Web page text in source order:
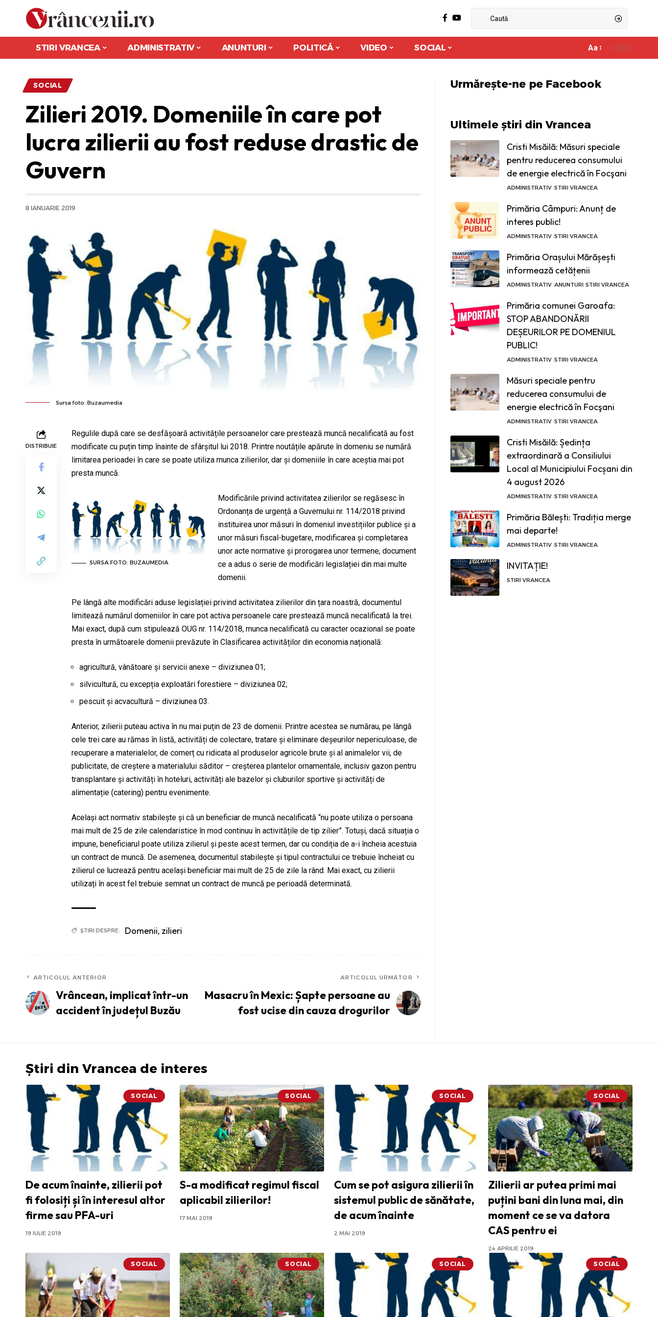
STIRI VRANCEA ADMINISTRATIV ANUNTURI POLITICĂ VIDEO SOCIAL
Ajustor
font
Aa
SOCIAL
Zilieri 2019. Domeniile în care pot
lucra zilierii au fost reduse drastic de
Guvern
8 IANUARIE 2019
Sursa foto: Buzaumedia
DISTRIBUIE
Regulile după care se desfășoară activitățile persoanelor care prestează muncă necalificată au fost
modificate cu puțin timp înainte de sfârșitul lui 2018. Printre noutățile apărute în domeniu se numără
limitarea perioadei în care se poate utiliza munca zilierilor, dar și domeniile în care aceștia mai pot
presta muncă.
SURSA FOTO: BUZAUMEDIA
Modificările privind activitatea zilierilor se regăsesc în
Ordonanța de urgență a Guvernului nr. 114/2018 privind
instituirea unor măsuri în domeniul investițiilor publice și a
unor măsuri fiscal-bugetare, modificarea și completarea
unor acte normative și prorogarea unor termene, document
ce a adus o serie de modificări legislației din mai multe
domenii.
Pe lângă alte modificări aduse legislației privind activitatea zilierilor din țara noastră, documentul
limitează numărul domeniilor în care pot activa persoanele care prestează muncă necalificată la trei.
Mai exact, după cum stipulează OUG nr. 114/2018, munca necalificată cu caracter ocazional se poate
presta în următoarele domenii prevăzute în Clasificarea activităților din economia națională:
agricultură, vânătoare și servicii anexe – diviziunea 01;
silvicultură, cu excepția exploatări forestiere – diviziunea 02;
pescuit și acvacultură – diviziunea 03.
Anterior, zilierii puteau activa în nu mai puțin de 23 de domenii. Printre acestea se numărau, pe lângă
cele trei care au rămas în listă, activități de colectare, tratare și eliminare deșeurilor nepericuloase, de
recuperare a materialelor, de comerț cu ridicata al produselor agricole brute și al animalelor vii, de
publicitate, de creștere a materialului săditor – creșterea plantelor ornamentale, inclusiv gazon pentru
transplantare și activități în hoteluri, activități ale bazelor și cluburilor sportive și activități de
alimentație (catering) pentru evenimente.
Același act normativ stabilește și că un beneficiar de muncă necalificată “nu poate utiliza o persoana
mai mult de 25 de zile calendaristice în mod continuu în activitățile de tip zilier”. Totuși, dacă situația o
impune, beneficiarul poate utiliza zilierul și peste acest termen, dar cu condiția de a-i încheia acestuia
un contract de muncă. De asemenea, documentul stabilește și tipul contractului ce trebuie încheiat cu
zilierul ce lucrează pentru același beneficiar mai mult de 25 de zile la rând. Mai exact, cu zilierii
utilizați în acest fel trebuie semnat un contract de muncă pe perioadă determinată.
ȘTIRI DESPRE: Domenii, zilieri
ARTICOLUL ANTERIOR
Vrâncean, implicat într-un
accident în județul Buzău
ARTICOLUL URMĂTOR
Masacru în Mexic: Șapte persoane au
fost ucise din cauza drogurilor
Urmărește-ne pe Facebook
Ultimele știri din Vrancea
Cristi Misăilă: Măsuri speciale
pentru reducerea consumului
de energie electrică în Focşani
ADMINISTRATIV STIRI VRANCEA
Primăria Câmpuri: Anunț de
interes public!
ADMINISTRATIV STIRI VRANCEA
Primăria Orașului Mărășești
informează cetățenii
ADMINISTRATIV ANUNTURI STIRI VRANCEA
Primăria comunei Garoafa:
STOP ABANDONĂRII
DEȘEURILOR PE DOMENIUL
PUBLIC!
ADMINISTRATIV STIRI VRANCEA
Măsuri speciale pentru
reducerea consumului de
energie electrică în Focşani
ADMINISTRATIV STIRI VRANCEA
Cristi Misăilă: Ședința
extraordinară a Consiliului
Local al Municipiului Focșani din
4 august 2026
ADMINISTRATIV STIRI VRANCEA
Primăria Bălești: Tradiția merge
mai departe!
ADMINISTRATIV STIRI VRANCEA
INVITAȚIE!
STIRI VRANCEA
Știri din Vrancea de interes
SOCIAL
De acum înainte, zilierii pot
fi folosiți și în interesul altor
firme sau PFA-uri
19 IULIE 2019
SOCIAL
S-a modificat regimul fiscal
aplicabil zilierilor!
17 MAI 2019
SOCIAL
Cum se pot asigura zilierii în
sistemul public de sănătate,
de acum înainte
2 MAI 2019
SOCIAL
Zilierii ar putea primi mai
puțini bani din luna mai, din
moment ce se va datora
CAS pentru ei
24 APRILIE 2019
SOCIAL SOCIAL SOCIAL SOCIAL